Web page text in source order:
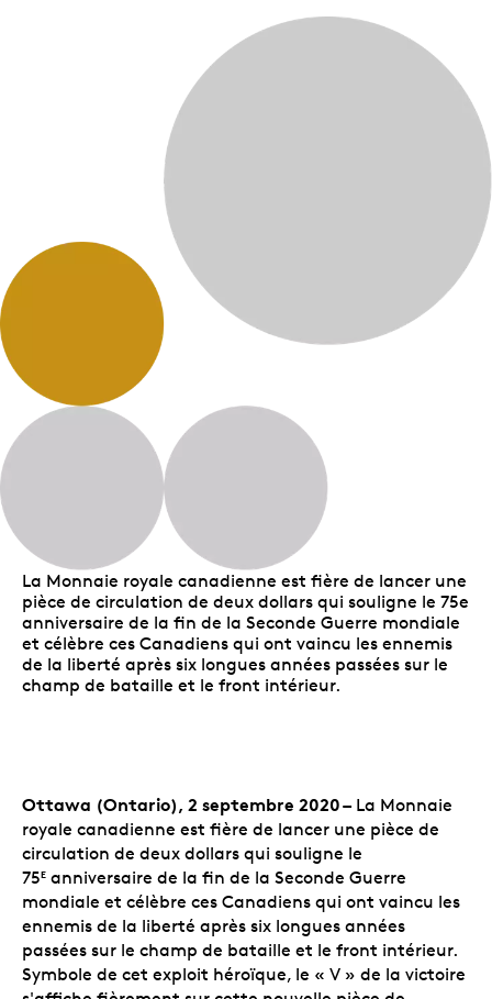
La Monnaie royale canadienne est fière de lancer une
pièce de circulation de deux dollars qui souligne le 75e
anniversaire de la fin de la Seconde Guerre mondiale
et célèbre ces Canadiens qui ont vaincu les ennemis
de la liberté après six longues années passées sur le
champ de bataille et le front intérieur.
Ottawa (Ontario), 2 septembre 2020 – La Monnaie
royale canadienne est fière de lancer une pièce de
circulation de deux dollars qui souligne le
75E anniversaire de la fin de la Seconde Guerre
mondiale et célèbre ces Canadiens qui ont vaincu les
ennemis de la liberté après six longues années
passées sur le champ de bataille et le front intérieur.
Symbole de cet exploit héroïque, le « V » de la victoire